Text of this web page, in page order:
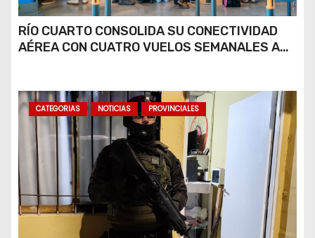
RÍO CUARTO CONSOLIDA SU CONECTIVIDAD
AÉREA CON CUATRO VUELOS SEMANALES A
CATEGORIAS NOTICIAS PROVINCIALES